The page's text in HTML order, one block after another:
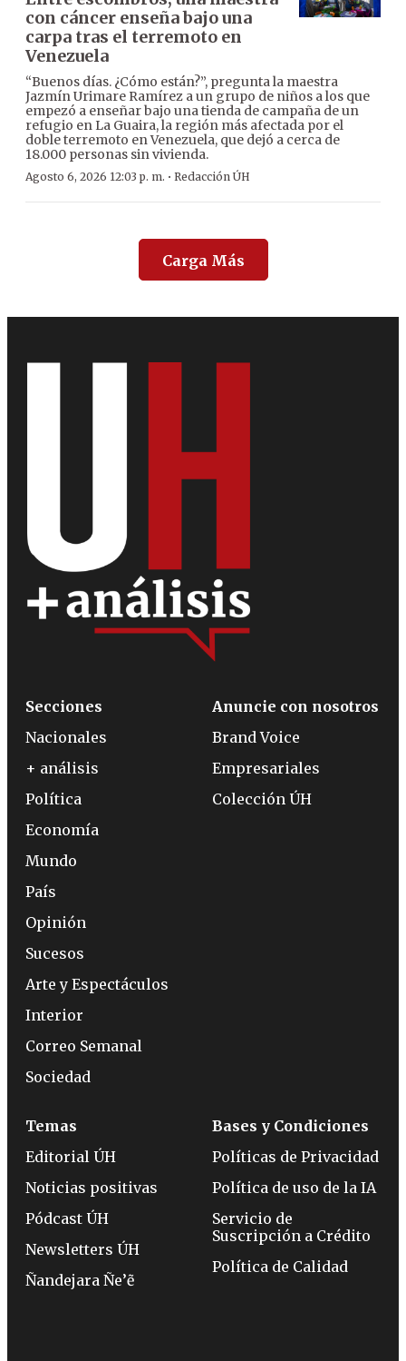
con cáncer enseña bajo una
carpa tras el terremoto en
Venezuela
“Buenos días. ¿Cómo están?”, pregunta la maestra
Jazmín Urimare Ramírez a un grupo de niños a los que
empezó a enseñar bajo una tienda de campaña de un
refugio en La Guaira, la región más afectada por el
doble terremoto en Venezuela, que dejó a cerca de
18.000 personas sin vivienda.
Agosto 6, 2026 12:03 p. m. · Redacción ÚH
Carga Más
Secciones
Nacionales
+ análisis
Política
Economía
Mundo
País
Opinión
Sucesos
Arte y Espectáculos
Interior
Correo Semanal
Sociedad
Anuncie con nosotros
Brand Voice
Empresariales
Colección ÚH
Temas
Editorial ÚH
Noticias positivas
Pódcast ÚH
Newsletters ÚH
Ñandejara Ñe’ẽ
Bases y Condiciones
Políticas de Privacidad
Política de uso de la IA
Servicio de
Suscripción a Crédito
Política de Calidad